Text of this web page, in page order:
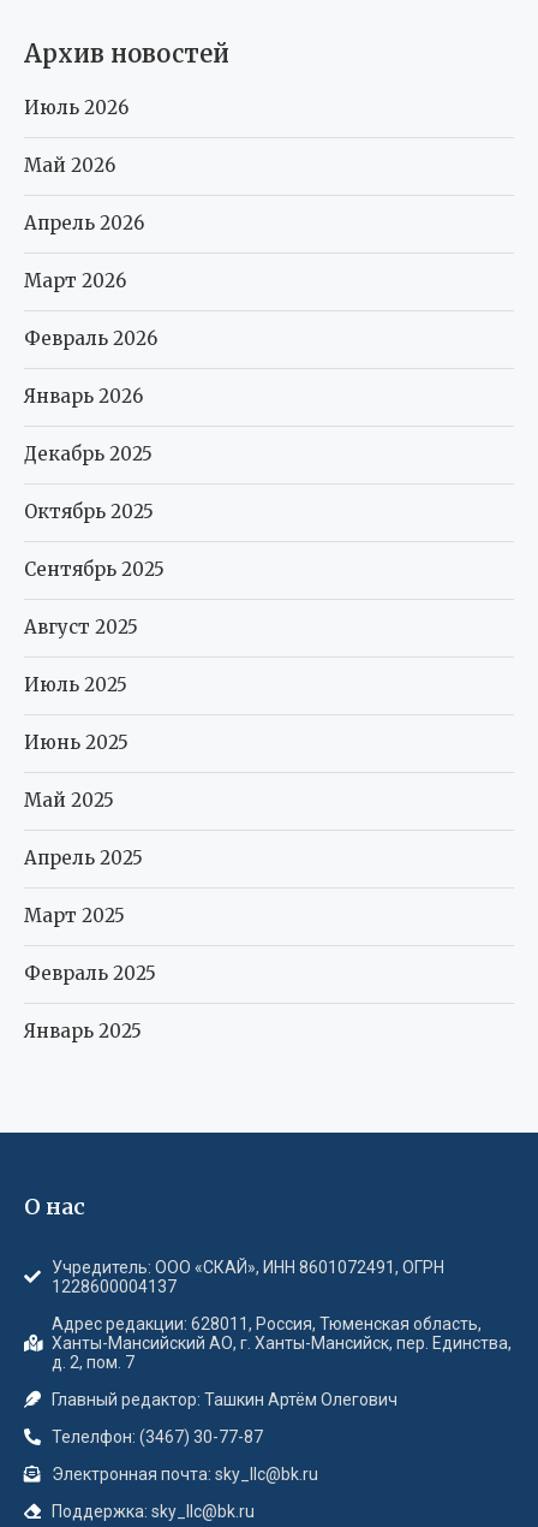
Архив новостей
Июль 2026
Май 2026
Апрель 2026
Март 2026
Февраль 2026
Январь 2026
Декабрь 2025
Октябрь 2025
Сентябрь 2025
Август 2025
Июль 2025
Июнь 2025
Май 2025
Апрель 2025
Март 2025
Февраль 2025
Январь 2025
О нас
Учредитель: ООО «СКАЙ», ИНН 8601072491, ОГРН
1228600004137
Адрес редакции: 628011, Россия, Тюменская область,
Ханты-Мансийский АО, г. Ханты-Мансийск, пер. Единства,
д. 2, пом. 7
Главный редактор: Ташкин Артём Олегович
Телелфон: (3467) 30-77-87
Электронная почта: sky_llc@bk.ru
Поддержка: sky_llc@bk.ru